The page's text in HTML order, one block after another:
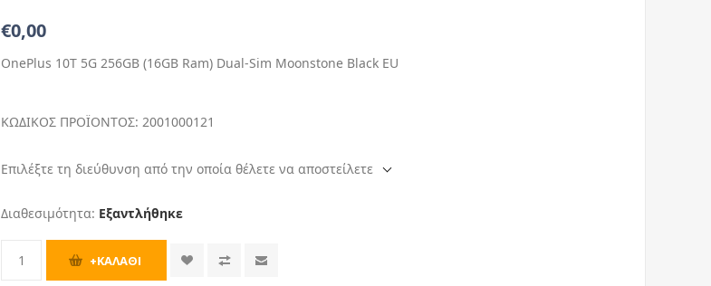
€0,00
OnePlus 10T 5G 256GB (16GB Ram) Dual-Sim Moonstone Black EU
ΚΩΔΙΚΟΣ ΠΡΟΪΟΝΤΟΣ: 2001000121
Επιλέξτε τη διεύθυνση από την οποία θέλετε να αποστείλετε
Διαθεσιμότητα: Εξαντλήθηκε